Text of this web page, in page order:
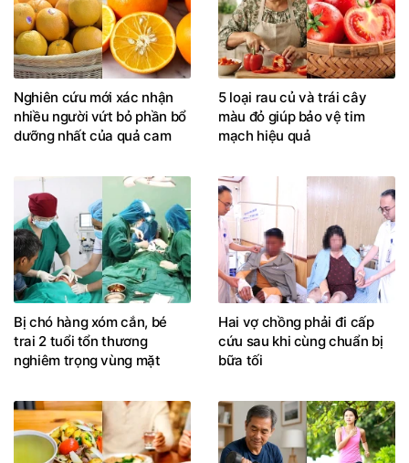
Nghiên cứu mới xác nhận
nhiều người vứt bỏ phần bổ
dưỡng nhất của quả cam
5 loại rau củ và trái cây
màu đỏ giúp bảo vệ tim
mạch hiệu quả
Bị chó hàng xóm cắn, bé
trai 2 tuổi tổn thương
nghiêm trọng vùng mặt
Hai vợ chồng phải đi cấp
cứu sau khi cùng chuẩn bị
bữa tối